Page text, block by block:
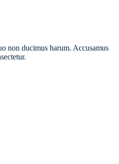
non ducimus harum. Accusamus